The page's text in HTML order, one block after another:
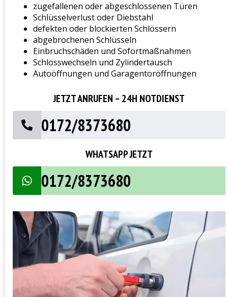
zugefallenen oder abgeschlossenen Türen
Schlüsselverlust oder Diebstahl
defekten oder blockierten Schlössern
abgebrochenen Schlüsseln
Einbruchschäden und Sofortmaßnahmen
Schlosswechseln und Zylindertausch
Autoöffnungen und Garagentoröffnungen
JETZT ANRUFEN – 24H NOTDIENST
0172/8373680
WHATSAPP JETZT
0172/8373680